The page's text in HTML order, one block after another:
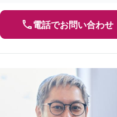
電話でお問い合わせ